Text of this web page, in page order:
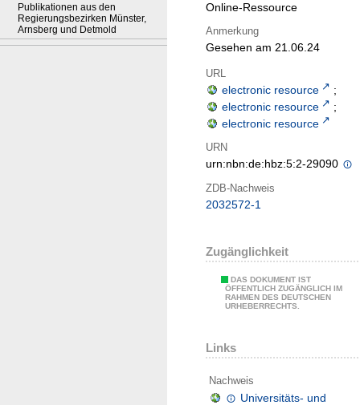
Publikationen aus den
Regierungsbezirken Münster,
Arnsberg und Detmold
Online-Ressource
Anmerkung
Gesehen am 21.06.24
URL
electronic resource
;
electronic resource
;
electronic resource
URN
urn:nbn:de:hbz:5:2-29090
ZDB-Nachweis
2032572-1
Zugänglichkeit
DAS DOKUMENT IST
ÖFFENTLICH ZUGÄNGLICH IM
RAHMEN DES DEUTSCHEN
URHEBERRECHTS.
Links
Nachweis
Universitäts- und